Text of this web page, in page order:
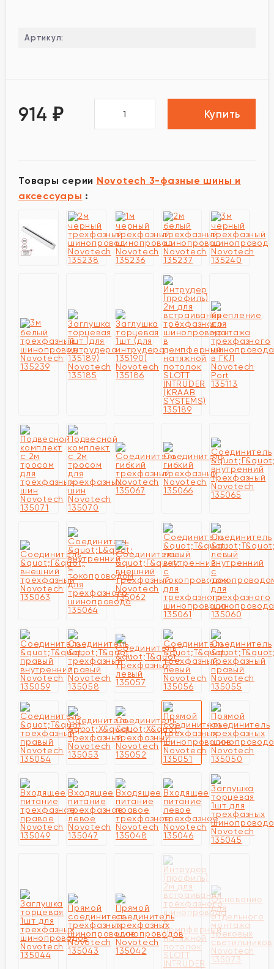
Артикул:
914 ₽ Купить
Товары серии Novotech 3-фазные шины и
аксессуары :